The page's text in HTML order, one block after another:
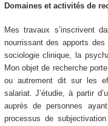
Domaines et activités de
Mes travaux s’inscrivent
nourrissant des apports
sociologie clinique, la
Mon objet de recherche
ou autrement dit sur les
salariat. J’étudie, à partir d’
auprès depersonnes
processus de